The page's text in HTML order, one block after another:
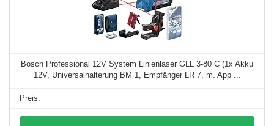
Bosch Professional 12V System Linienlaser GLL 3-80 C (1x Akku
12V, Universalhalterung BM 1, Empfänger LR 7, m. App ...